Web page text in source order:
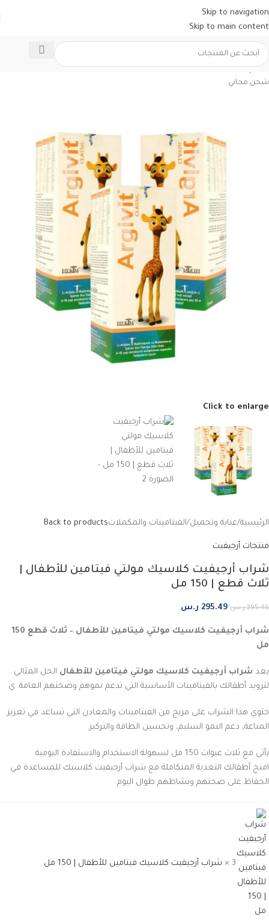
Skip to navigation
Skip to main content
شحن مجاني
Click to enlarge
الرئيسية/عناية وتجميل/الفيتامينات والمكملاتBack to products
منتجات أرجيفيت
شراب أرجيفيت كلاسيك مولتي فيتامين للأطفال |
ثلاث قطع | 150 مل
395.46 ر.س 295.49 ر.س
شراب أرجيفيت كلاسيك مولتي فيتامين للأطفال – ثلاث قطع 150
مل
يعد شراب أرجيفيت كلاسيك مولتي فيتامين للأطفال الحل المثالي
لتزويد أطفالك بالفيتامينات الأساسية التي تدعم نموهم وصحتهم العامة. ي
حتوي هذا الشراب على مزيج من الفيتامينات والمعادن التي تساعد في تعزيز
المناعة، دعم النمو السليم، وتحسين الطاقة والتركيز.
يأتي مع ثلاث عبوات 150 مل لسهولة الاستخدام والاستفادة اليومية.
امنح أطفالك التغذية المتكاملة مع شراب أرجيفيت كلاسيك للمساعدة في
الحفاظ على صحتهم ونشاطهم طوال اليوم.
3 × شراب أرجيفيت كلاسيك فيتامين للأطفال | 150 مل